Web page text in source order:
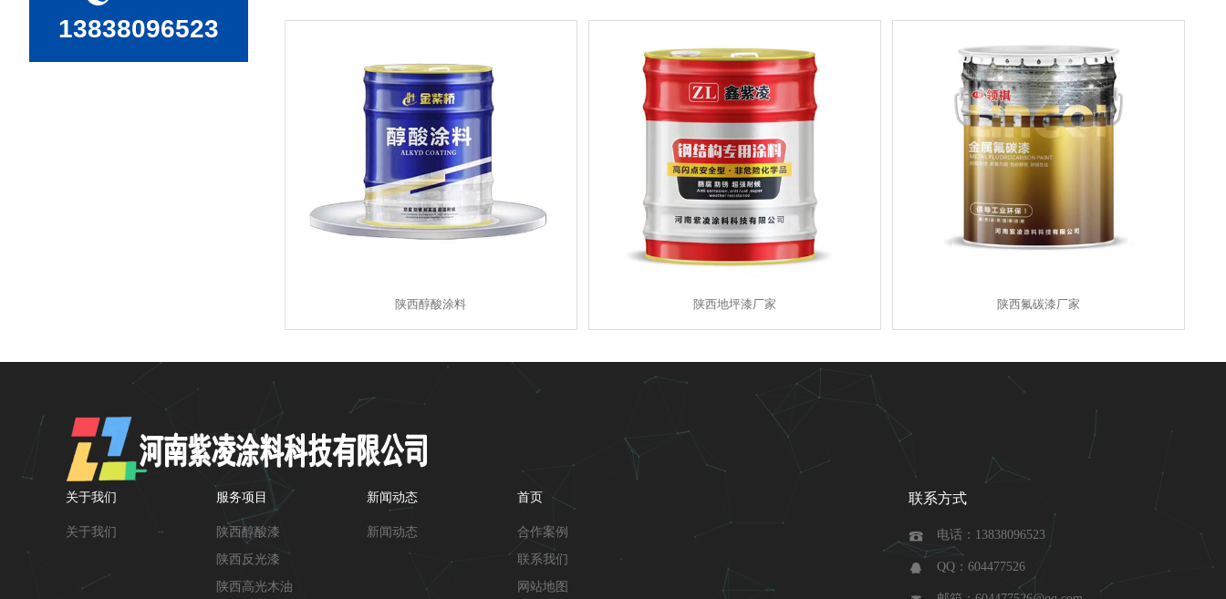
13838096523
陕西醇酸涂料 陕西地坪漆厂家 陕西氟碳漆厂家
关于我们
关于我们
服务项目
陕西醇酸漆
陕西反光漆
陕西高光木油
新闻动态
新闻动态
首页
合作案例
联系我们
网站地图
联系方式
 电话：13838096523
 QQ：604477526